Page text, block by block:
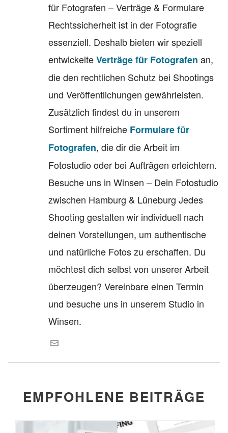
für Fotografen – Verträge & Formulare
Rechtssicherheit ist in der Fotografie
essenziell. Deshalb bieten wir speziell
entwickelteVerträge für Fotografen an,
die den rechtlichen Schutz bei Shootings
und Veröffentlichungen gewährleisten.
Zusätzlich findest du in unserem
Sortiment hilfreiche Formulare für
Fotografen, die dir die Arbeit im
Fotostudio oder bei Aufträgen erleichtern.
Besuche uns in Winsen – Dein Fotostudio
zwischen Hamburg & Lüneburg Jedes
Shooting gestalten wir individuell nach
deinen Vorstellungen, um authentische
und natürliche Fotos zu erschaffen. Du
möchtest dich selbst von unserer Arbeit
überzeugen? Vereinbare einen Termin
und besuche uns in unserem Studio in
Winsen.
EMPFOHLENE BEITRÄGE